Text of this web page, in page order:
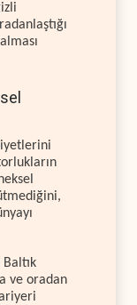
ve oradan